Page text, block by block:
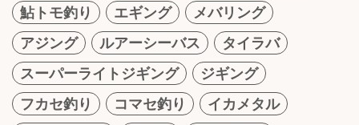
鮎トモ釣り
エギング
メバリング
アジング
ルアーシーバス
タイラバ
スーパーライトジギング
ジギング
フカセ釣り
コマセ釣り
イカメタル